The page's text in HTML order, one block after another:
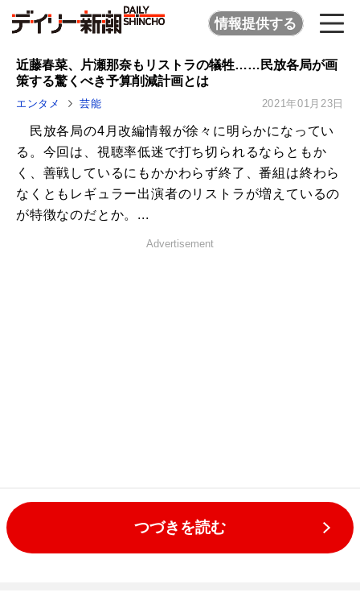
情報提供する
近藤春菜、片瀬那奈もリストラの犠牲……民放各局が画
策する驚くべき予算削減計画とは
エンタメ 芸能 2021年01月23日
民放各局の4月改編情報が徐々に明らかになってい
る。今回は、視聴率低迷で打ち切られるならともか
く、善戦しているにもかかわらず終了、番組は終わら
なくともレギュラー出演者のリストラが増えているの
が特徴なのだとか。...
Advertisement
つづきを読む